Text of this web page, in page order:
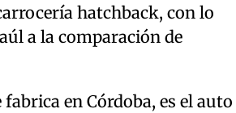
hatchback, con lo
a la comparación de
fabrica en Córdoba, es el auto